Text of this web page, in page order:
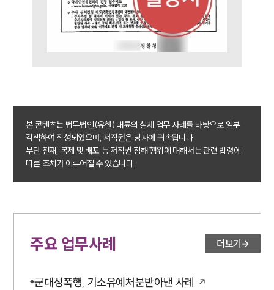
본 콘텐츠는 법무법인(유한) 대륜의 실제 업무 사례를 바탕으로 일부
각색하여 작성되었으며, 저작권은 당사에 귀속됩니다.
무단 전재, 복제 및 배포 등 저작권 침해 행위에 대해서는 관련 법령에
따른 조치가 이루어질 수 있습니다.
주요 업무사례 더보기
군대성폭행, 기소유예처분받아낸 사례